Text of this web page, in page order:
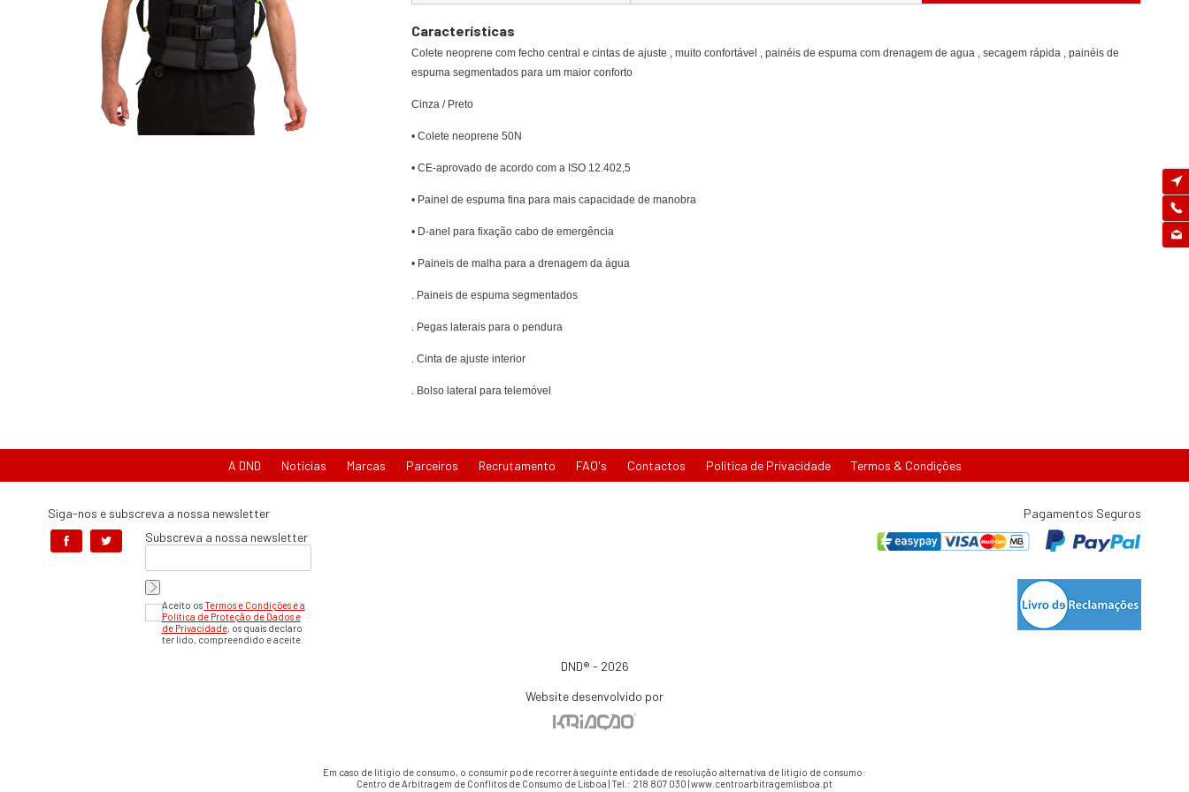
Características
Colete neoprene com fecho central e cintas de ajuste , muito confortável , painéis de espuma com drenagem de agua , secagem rápida , painéis de
espuma segmentados para um maior conforto
Cinza / Preto
• Colete neoprene 50N
• CE-aprovado de acordo com a ISO 12.402,5
• Painel de espuma fina para mais capacidade de manobra
• D-anel para fixação cabo de emergência
• Paineis de malha para a drenagem da água
. Paineis de espuma segmentados
. Pegas laterais para o pendura
. Cinta de ajuste interior
. Bolso lateral para telemóvel
A DND Notícias Marcas Parceiros Recrutamento FAQ's Contactos Política de Privacidade Termos & Condições
Siga-nos e subscreva a nossa newsletter
Subscreva a nossa newsletter
Aceito osTermos e Condições e a
Política de Proteção de Dados e
de Privacidade, os quais declaro
ter lido, compreendido e aceite.
Pagamentos Seguros
DND® - 2026
Website desenvolvido por
Em caso de litígio de consumo, o consumir pode recorrer à seguinte entidade de resolução alternativa de litígio de consumo:
Centro de Arbitragem de Conflitos de Consumo de Lisboa | Tel.: 218 807 030 | www.centroarbitragemlisboa.pt